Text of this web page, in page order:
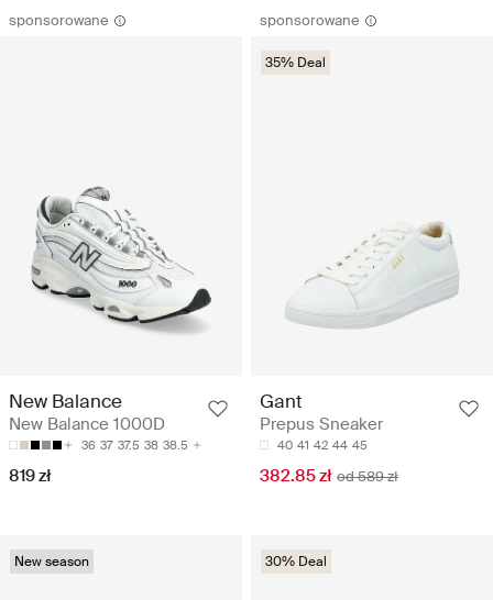
sponsorowane
New Balance
New Balance 1000D
36 37 37.5 38 38.5
819 zł
sponsorowane
35% Deal
Gant
Prepus Sneaker
40 41 42 44 45
382.85 zł od 589 zł
New season 30% Deal